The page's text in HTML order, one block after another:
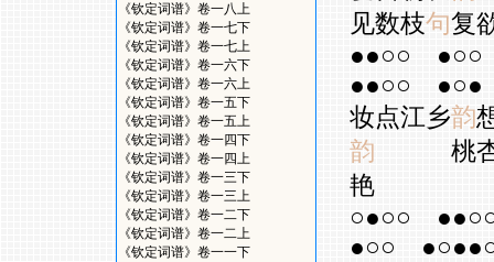
《钦定词谱》卷一八上
《钦定词谱》卷一七下
《钦定词谱》卷一七上
《钦定词谱》卷一六下
《钦定词谱》卷一六上
《钦定词谱》卷一五下
《钦定词谱》卷一五上
《钦定词谱》卷一四下
《钦定词谱》卷一四上
《钦定词谱》卷一三下
《钦定词谱》卷一三上
《钦定词谱》卷一二下
《钦定词谱》卷一二上
《钦定词谱》卷一一下
见数枝句复
●●○○
●○○
●●○○
●○●
妆点江乡韵
韵 桃杏
艳
○●○○
●○○